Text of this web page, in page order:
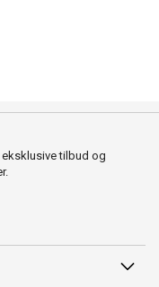
tilbud og